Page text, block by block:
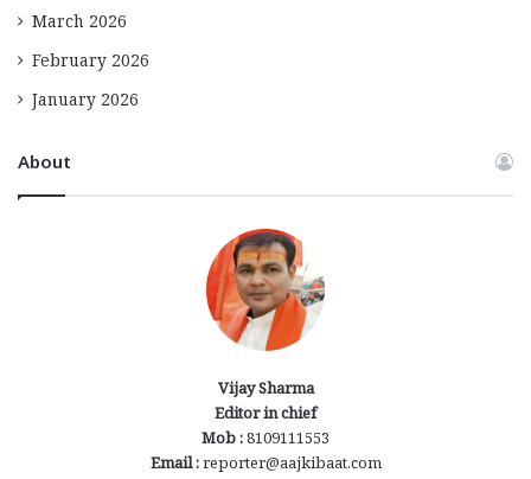
March 2026
February 2026
January 2026
About
Vijay Sharma
Editor in chief
Mob :8109111553
Email :reporter@aajkibaat.com